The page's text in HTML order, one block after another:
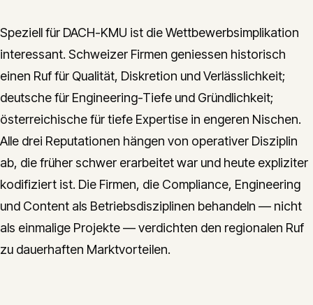
Speziell für DACH-KMU ist die Wettbewerbsimplikation
interessant. Schweizer Firmen geniessen historisch
einen Ruf für Qualität, Diskretion und Verlässlichkeit;
deutsche für Engineering-Tiefe und Gründlichkeit;
österreichische für tiefe Expertise in engeren Nischen.
Alle drei Reputationen hängen von operativer Disziplin
ab, die früher schwer erarbeitet war und heute expliziter
kodifiziert ist. Die Firmen, die Compliance, Engineering
und Content als Betriebsdisziplinen behandeln — nicht
als einmalige Projekte — verdichten den regionalen Ruf
zu dauerhaften Marktvorteilen.